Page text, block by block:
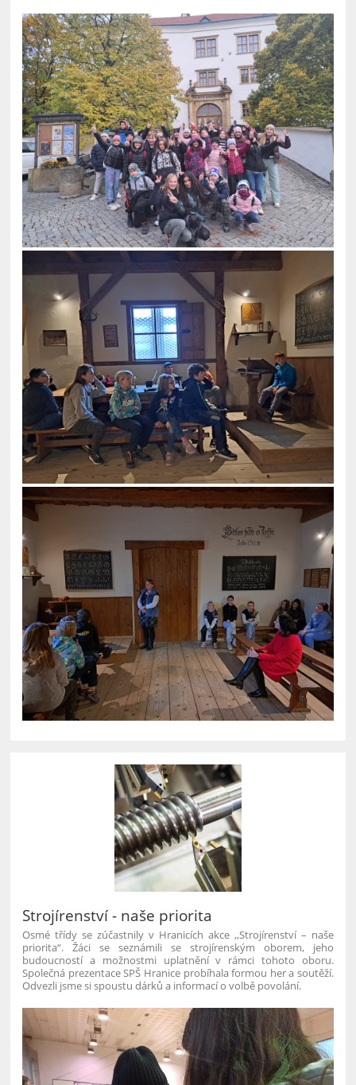
Strojírenství - naše priorita
Osmé třídy se zúčastnily v Hranicích akce ,,Strojírenství – naše
priorita“. Žáci se seznámili se strojírenským oborem, jeho
budoucností a možnostmi uplatnění v rámci tohoto oboru.
Společná prezentace SPŠ Hranice probíhala formou her a soutěží.
Odvezli jsme si spoustu dárků a informací o volbě povolání.